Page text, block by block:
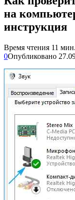
на
инструкция
Время чтения 11 мин.
0Опубликовано